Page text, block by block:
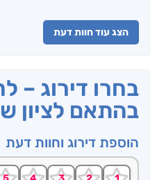
הצג עוד חוות דעת
בחרו דירוג –
בהתאם לציון
הוספת דירוג וחוות דעת